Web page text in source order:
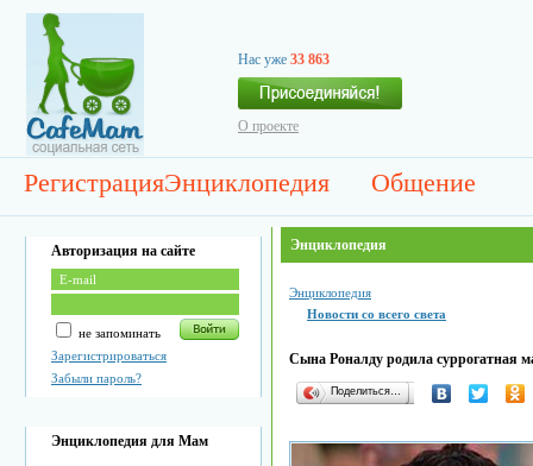
Нас уже 33 863
О проекте
РегистрацияЭнциклопедия Общение
Авторизация на сайте
не запоминать
Зарегистрироваться
Забыли пароль?
Энциклопедия для Мам
Энциклопедия
Энциклопедия
Новости со всего света
Сына Роналду родила суррогатная
Поделиться…